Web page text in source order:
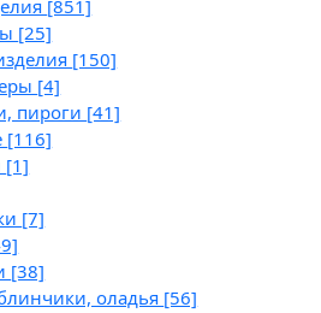
[851]
[25]
[150]
[4]
пироги [41]
[116]
[1]
[7]
[38]
оладья [56]